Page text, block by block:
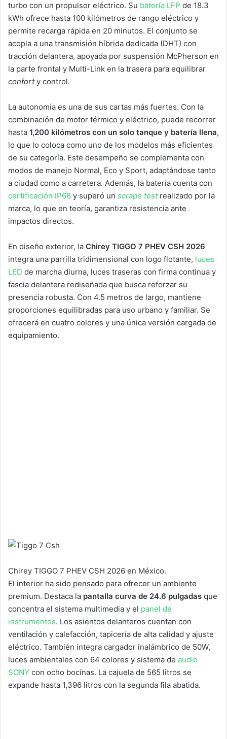
turbo con un propulsor eléctrico. Su batería LFP de 18.3
kWh ofrece hasta 100 kilómetros de rango eléctrico y
permite recarga rápida en 20 minutos. El conjunto se
acopla a una transmisión híbrida dedicada (DHT) con
tracción delantera, apoyada por suspensión McPherson en
la parte frontal y Multi-Link en la trasera para equilibrar
conforty control.
La autonomía es una de sus cartas más fuertes. Con la
combinación de motor térmico y eléctrico, puede recorrer
hasta 1,200 kilómetros con un solo tanque y batería llena,
lo que lo coloca como uno de los modelos más eficientes
de su categoría. Este desempeño se complementa con
modos de manejo Normal, Eco y Sport, adaptándose tanto
a ciudad como a carretera. Además, la batería cuenta con
certificación IP68 y superó un scrape test realizado por la
marca, lo que en teoría, garantiza resistencia ante
impactos directos.
En diseño exterior, la Chirey TIGGO 7 PHEV CSH 2026
integra una parrilla tridimensional con logo flotante, luces
LED de marcha diurna, luces traseras con firma continua y
fascia delantera rediseñada que busca reforzar su
presencia robusta. Con 4.5 metros de largo, mantiene
proporciones equilibradas para uso urbano y familiar. Se
ofrecerá en cuatro colores y una única versión cargada de
equipamiento.
Chirey TIGGO 7 PHEV CSH 2026 en México.
El interior ha sido pensado para ofrecer un ambiente
premium. Destaca la pantalla curva de 24.6 pulgadas que
concentra el sistema multimedia y el panel de
instrumentos. Los asientos delanteros cuentan con
ventilación y calefacción, tapicería de alta calidad y ajuste
eléctrico. También integra cargador inalámbrico de 50W,
luces ambientales con 64 colores y sistema de audio
SONY con ocho bocinas. La cajuela de 565 litros se
expande hasta 1,396 litros con la segunda fila abatida.